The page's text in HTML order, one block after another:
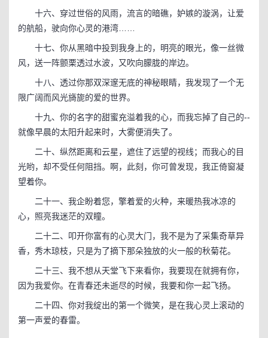
十六、穿过世俗的风雨，流言的暗礁，妒嫉的漩涡，让爱
的航船，驶向你心灵的港湾……
十七、你从黑暗中投到我身上的，明亮的眼光，像一丝微
风，送一阵颤栗透过水波，又吹向朦胧的岸边。
十八、透过你那双深邃无底的神秘眼睛，我发现了一个无
限广阔而风光旖旎的爱的世界。
十九、你的名字的甜蜜充溢着我的心，而我忘掉了自己的--
就像早晨的太阳升起来时，大雾便消失了。
二十、纵然距离和云星，遮住了远望的视线；而我心的目
光哟，却不受任何阻挡。啊，此刻，你可曾发现，我正倚窗凝
望着你。
二十一、我企盼着您，擎着爱的火种，来暖热我冰凉的
心，照亮我迷茫的双瞳。
二十二、叩开你富有的心灵大门，我不是为了采集奇草异
香，秀木琼枝，只是为了摘下那朵独放的火一般的秋菊花。
二十三、我不想从天堂飞下来看你，我要现在就拥有你，
因为我爱你。在青春还未逝尽的时候，我要和你一起飞扬。
二十四、你对我绽出的第一个微笑，是在我心灵上滚动的
第一声爱的春雷。